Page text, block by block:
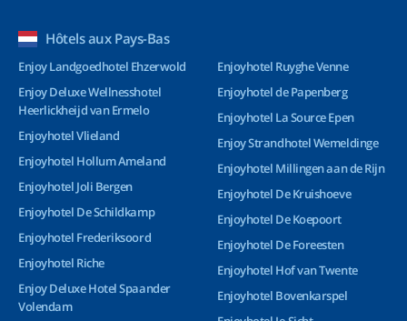
Hôtels aux Pays-Bas
Enjoy Landgoedhotel Ehzerwold
Enjoy Deluxe Wellnesshotel
Heerlickheijd van Ermelo
Enjoyhotel Vlieland
Enjoyhotel Hollum Ameland
Enjoyhotel Joli Bergen
Enjoyhotel De Schildkamp
Enjoyhotel Frederiksoord
Enjoyhotel Riche
Enjoy Deluxe Hotel Spaander
Volendam
Enjoyhotel Ruyghe Venne
Enjoyhotel de Papenberg
Enjoyhotel La Source Epen
Enjoy Strandhotel Wemeldinge
Enjoyhotel Millingen aan de Rijn
Enjoyhotel De Kruishoeve
Enjoyhotel De Koepoort
Enjoyhotel De Foreesten
Enjoyhotel Hof van Twente
Enjoyhotel Bovenkarspel